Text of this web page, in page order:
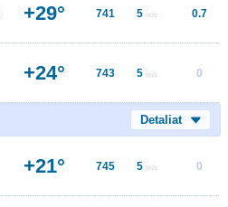
+29° 741 5 m/s 0.7
+24° 743 5 m/s 0
Detaliat
+21° 745 5 m/s 0